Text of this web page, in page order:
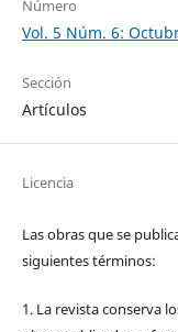
Número
Vol. 5 Núm. 6:
Sección
Artículos
Licencia
Las obras que se
siguientes términos:
1. La revista conserva